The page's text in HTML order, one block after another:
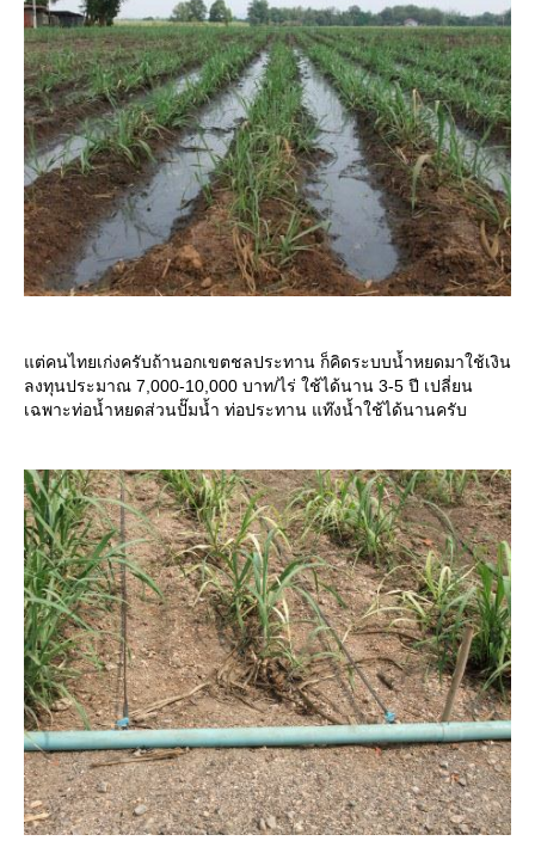
ต่คนไทยเก่งครับถ้านอกเขตชลประทาน ก็คิดระบบน้ำหยดมาใช้เงิน
ลงทุนประมาณ 7,000-10,000 บาท/ไร่ ใช้ได้นาน 3-5 ปี เปลี่ยน
เฉพาะท่อน้ำหยดส่วนปั๊มน้ำ ท่อประทาน แท๊งน้ำใช้ได้นานครับ